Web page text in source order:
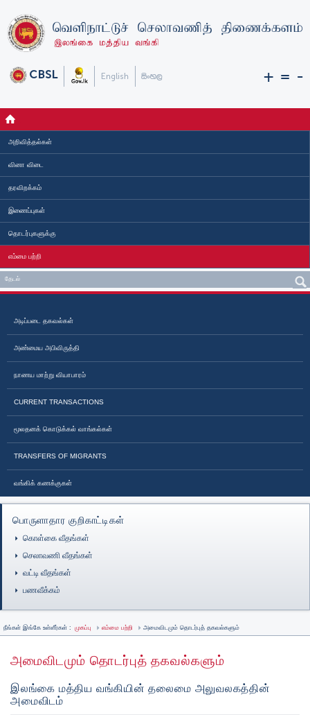
+ = -
அறிவித்தல்கள்
வினா விடை
தரவிறக்கம்
இணைப்புகள்
தொடர்புகளுக்கு
எம்மை பற்றி
அடிப்படை தகவல்கள்
அண்மைய அபிவிருத்தி
நாணய மாற்று வியாபாரம்
CURRENT TRANSACTIONS
மூலதனக் கொடுக்கல் வாங்கல்கள்
TRANSFERS OF MIGRANTS
வங்கிக் கணக்குகள்
பொருளாதார குறிகாட்டிகள்
கொள்கை வீதங்கள்
செலாவணி வீதங்கள்
வட்டி வீதங்கள்
பணவீக்கம்
நீங்கள் இங்கே உள்ளீர்கள் : முகப்பு எம்மை பற்றி அமைவிடமும் தொடர்புத் தகவல்களும்
அமைவிடமும் தொடர்புத் தகவல்களும்
இலங்கை மத்திய வங்கியின் தலைமை அலுவலகத்தின்
அமைவிடம்